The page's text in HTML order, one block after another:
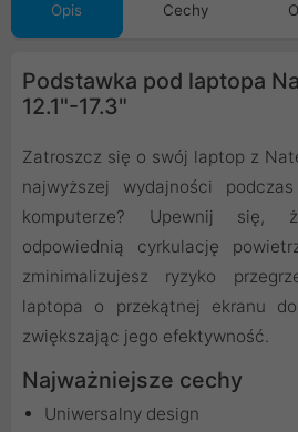
Opis Cechy
Podstawka pod laptopa
12.1"-17.3"
Zatroszcz się o swój laptop z
najwyższej wydajności
komputerze? Upewnij się,
odpowiednią cyrkulację
zminimalizujesz ryzyko
laptopa o przekątnej ekranu
zwiększając jego efektywność.
Najważniejsze cechy
Uniwersalny design